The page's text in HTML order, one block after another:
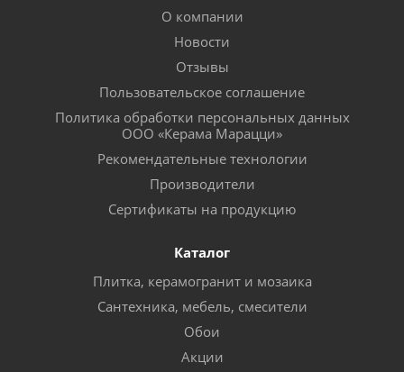
О компании
Новости
Отзывы
Пользовательское соглашение
Политика обработки персональных данных
ООО «Керама Марацци»
Рекомендательные технологии
Производители
Сертификаты на продукцию
Каталог
Плитка, керамогранит и мозаика
Сантехника, мебель, смесители
Обои
Акции